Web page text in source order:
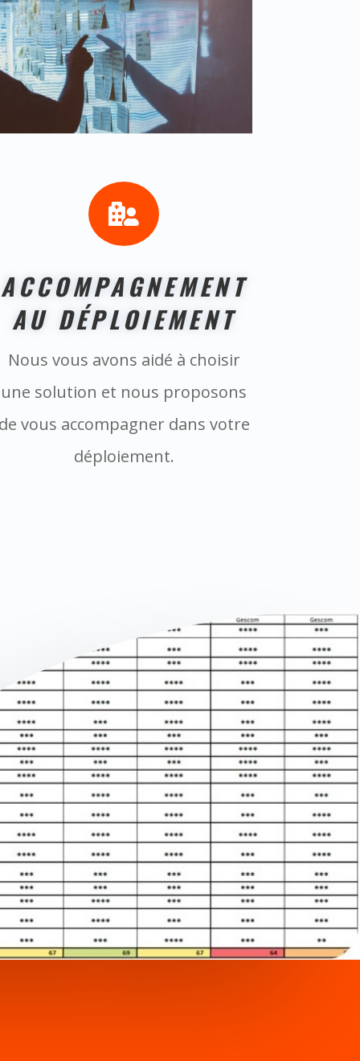

ACCOMPAGNEMENT
AU DÉPLOIEMENT
Nous vous avons aidé à choisir
une solution et nous proposons
vous accompagner dans votre
déploiement.